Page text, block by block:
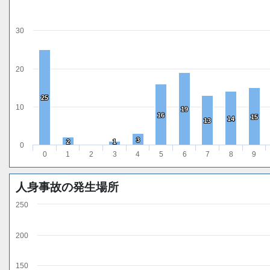
25
25
2
2 1
1 3
3
16
16
19
19
13
13 14
14 15
15
0 1 2 3 4 5 6 7 8 9
0
10
20
30
人身事故の発生場所
150
200
250